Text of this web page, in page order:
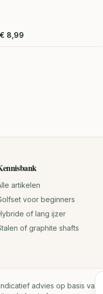
€ 8,99
artikelen
voor beginners
of lang ijzer
of graphite shafts
advies op basis